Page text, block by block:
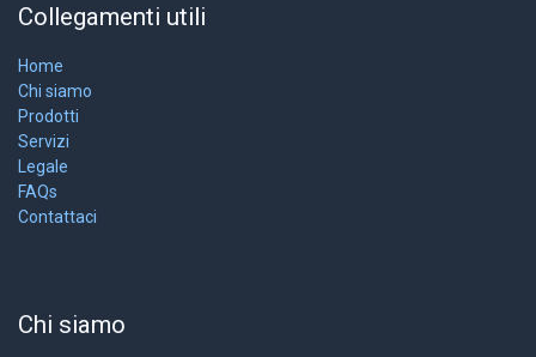
Collegamenti utili
Home
Chi siamo
Prodotti
Servizi
Legale
FAQs
Contattaci
Chi siamo